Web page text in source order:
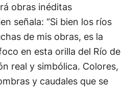
obras inéditas
señala: “Si bien los ríos
de mis obras, es la
en esta orilla del Río de
real y simbólica. Colores,
y caudales que se